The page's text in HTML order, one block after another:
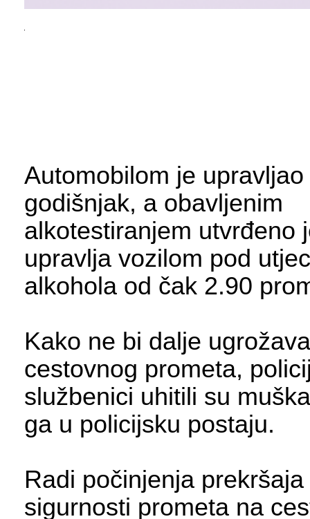
Automobilom je upravljao
godišnjak, a obavljenim
alkotestiranjem utvrđeno
upravlja vozilom pod
alkohola od čak 2.90
Kako ne bi dalje
cestovnog prometa,
službenici uhitili su
ga u policijsku postaju.
Radi počinjenja
sigurnosti prometa na